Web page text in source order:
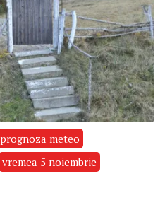
prognoza meteo
vremea 5 noiembrie